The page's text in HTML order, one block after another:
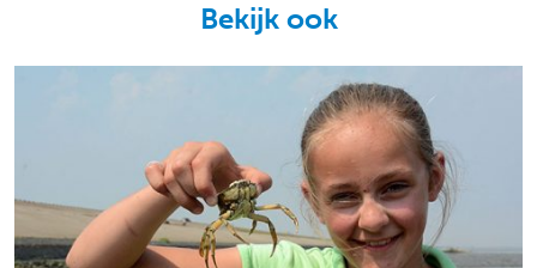
Bekijk ook